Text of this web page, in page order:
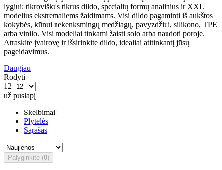
lygiui: tikroviškus tikrus dildo, specialių formų analinius ir XXL
modelius ekstremaliems žaidimams. Visi dildo pagaminti iš aukštos
kokybės, kūnui nekenksmingų medžiagų, pavyzdžiui, silikono, TPE
arba vinilo. Visi modeliai tinkami žaisti solo arba naudoti poroje.
Atraskite įvairovę ir išsirinkite dildo, idealiai atitinkantį jūsų
pageidavimus.
Daugiau
Rodyti
12
už puslapį
Skelbimai:
Plytelės
Sąrašas
Palyginkite (0)